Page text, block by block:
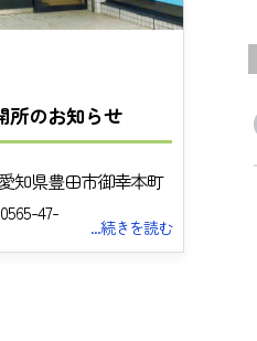
所のお知らせ
知県豊田市御幸本町
47-
...続きを読む